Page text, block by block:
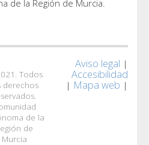
de la Región de Murcia.
Todos
derechos
de la
de
Murcia
Aviso legal |
Accesibilidad
| Mapa web |